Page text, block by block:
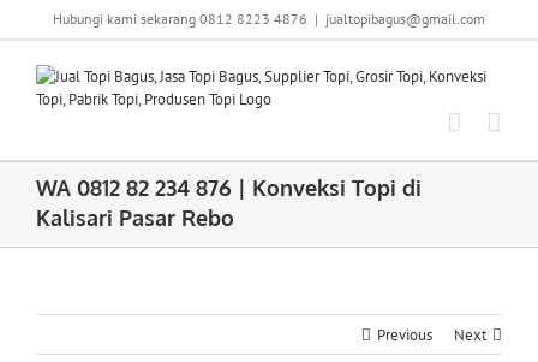
Hubungi kami sekarang 0812 8223 4876 | jualtopibagus@gmail.com
WA 0812 82 234 876 | Konveksi Topi di
Kalisari Pasar Rebo
Previous Next